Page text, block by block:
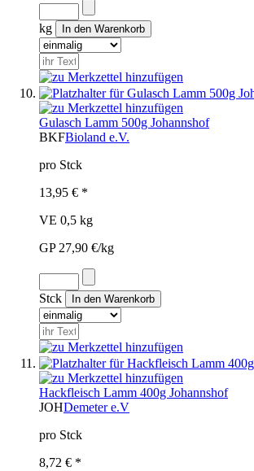
kg
Gulasch Lamm 500g Johannshof
BKFBioland e.V.
pro Stck
13,95 € *
VE 0,5 kg
GP 27,90 €/kg
Stck
Hackfleisch Lamm 400g Johannshof
JOHDemeter e.V
pro Stck
8,72 € *